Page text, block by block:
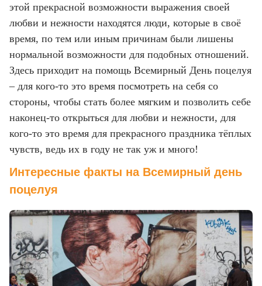
этой прекрасной возможности выражения своей
любви и нежности находятся люди, которые в своё
время, по тем или иным причинам были лишены
нормальной возможности для подобных отношений.
Здесь приходит на помощь Всемирный День поцелуя
– для кого-то это время посмотреть на себя со
стороны, чтобы стать более мягким и позволить себе
наконец-то открыться для любви и нежности, для
кого-то это время для прекрасного праздника тёплых
чувств, ведь их в году не так уж и много!
Интересные факты на Всемирный день
поцелуя